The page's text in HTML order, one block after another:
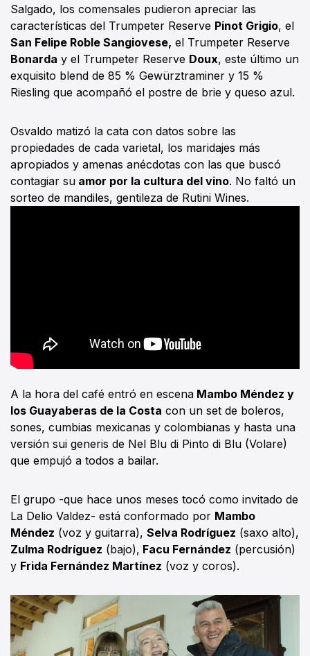
Salgado, los comensales pudieron apreciar las
características del Trumpeter Reserve Pinot Grigio, el
San Felipe Roble Sangiovese, el Trumpeter Reserve
Bonarda y el Trumpeter Reserve Doux, este último un
exquisito blend de 85 % Gewürztraminer y 15 %
Riesling que acompañó el postre de brie y queso azul.
Osvaldo matizó la cata con datos sobre las
propiedades de cada varietal, los maridajes más
apropiados y amenas anécdotas con las que buscó
contagiar su amor por la cultura del vino. No faltó un
sorteo de mandiles, gentileza de Rutini Wines.
A la hora del café entró en escena Mambo Méndez y
los Guayaberas de la Costa con un set de boleros,
sones, cumbias mexicanas y colombianas y hasta una
versión sui generis de Nel Blu di Pinto di Blu (Volare)
que empujó a todos a bailar.
El grupo -que hace unos meses tocó como invitado de
La Delio Valdez- está conformado por Mambo
Méndez (voz y guitarra), Selva Rodríguez (saxo alto),
Zulma Rodríguez (bajo), Facu Fernández (percusión)
y Frida Fernández Martínez (voz y coros).